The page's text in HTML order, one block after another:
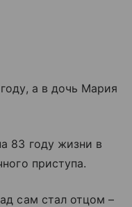
а в дочь Мария
83 году жизни в
приступа.
сам стал отцом –